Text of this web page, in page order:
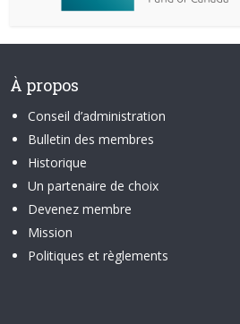
À propos
Conseil d’administration
Bulletin des membres
Historique
Un partenaire de choix
Devenez membre
Mission
Politiques et règlements